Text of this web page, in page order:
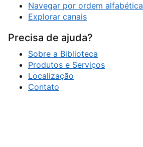
Navegar por ordem alfabética
Explorar canais
Precisa de ajuda?
Sobre a Biblioteca
Produtos e Serviços
Localização
Contato